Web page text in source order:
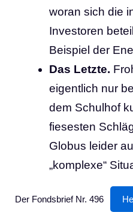
woran sich die
Investoren
Beispiel der
Das Letzte.
eigentlich nur
dem Schulhof
fiesesten
Globus leider
„komplexe“
Der Fondsbrief Nr. 496